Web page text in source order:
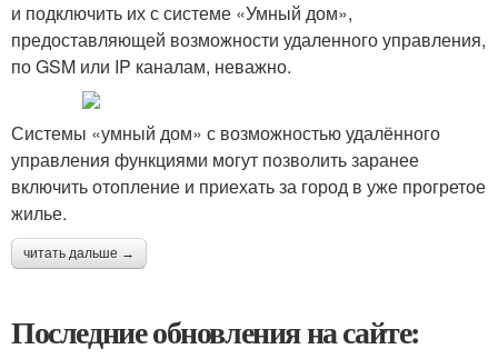
и подключить их с системе «Умный дом»,
предоставляющей возможности удаленного управления,
по GSM или IP каналам, неважно.
Системы «умный дом» с возможностью удалённого
управления функциями могут позволить заранее
включить отопление и приехать за город в уже прогретое
жилье.
читать дальше →
Последние обновления на сайте: